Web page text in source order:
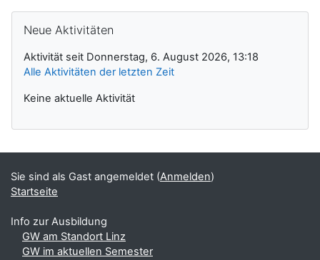
Neue Aktivitäten
Aktivität seit Donnerstag, 6. August 2026, 13:18
Alle Aktivitäten der letzten Zeit
Keine aktuelle Aktivität
Sie sind als Gast angemeldet (Anmelden)
Startseite
Info zur Ausbildung
GW am Standort Linz
GW im aktuellen Semester